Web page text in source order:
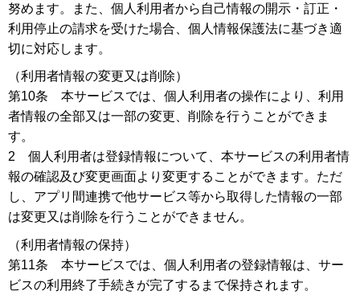
努めます。また、個人利用者から自己情報の開示・訂正・
利用停止の請求を受けた場合、個人情報保護法に基づき適
切に対応します。
（利用者情報の変更又は削除）
第10条 本サービスでは、個人利用者の操作により、利用
者情報の全部又は一部の変更、削除を行うことができま
す。
2 個人利用者は登録情報について、本サービスの利用者情
報の確認及び変更画面より変更することができます。ただ
し、アプリ間連携で他サービス等から取得した情報の一部
は変更又は削除を行うことができません。
（利用者情報の保持）
第11条 本サービスでは、個人利用者の登録情報は、サー
ビスの利用終了手続きが完了するまで保持されます。